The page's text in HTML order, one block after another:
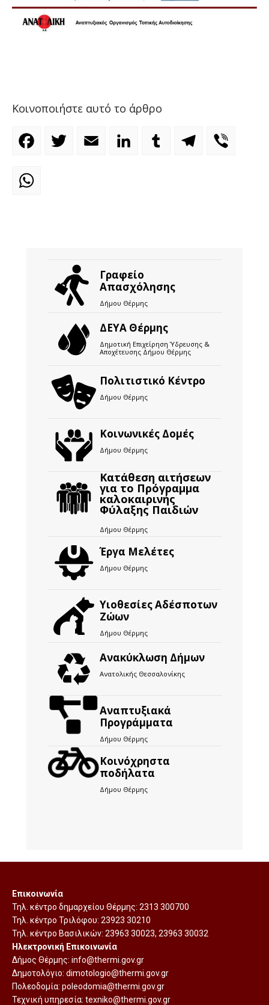
Κοινοποιήστε αυτό το άρθρο
FacebookTwitter Email LinkedIn Tumblr Telegram
Γραφείο
Απασχόλησης
Δήμου Θέρμης
ΔΕΥΑ Θέρμης
Δημοτική Επιχείρηση Ύδρευσης &
Αποχέτευσης Δήμου Θέρμης
Πολιτιστικό Κέντρο
Δήμου Θέρμης
Κοινωνικές Δομές
Δήμου Θέρμης
Κατάθεση αιτήσεων
για το Πρόγραμμα
καλοκαιρινής
Φύλαξης Παιδιών
Δήμου Θέρμης
Έργα Μελέτες
Δήμου Θέρμης
Υιοθεσίες Αδέσποτων
Ζώων
Δήμου Θέρμης
Ανακύκλωση Δήμων
Ανατολικής Θεσσαλονίκης
Αναπτυξιακά
Προγράμματα
Δήμου Θέρμης
Kοινόχρηστα
ποδήλατα
Δήμου Θέρμης
Επικοινωνία
Τηλ. κέντρο δημαρχείου Θέρμης: 2313 300700
Τηλ. κέντρο Τριλόφου: 23923 30210
Τηλ. κέντρο Βασιλικών: 23963 30023, 23963 30032
Ηλεκτρονική Επικοινωνία
Δήμος Θέρμης: info@thermi.gov.gr
Δημοτολόγιο: dimotologio@thermi.gov.gr
Πολεοδομία: poleodomia@thermi.gov.gr
Τεχνική υπηρεσία: texniko@thermi.gov.gr